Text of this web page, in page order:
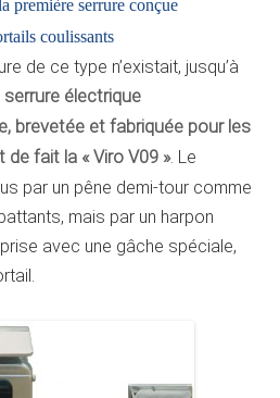
première serrure conçue
coulissants
de ce type n’existait, jusqu’à
serrure électrique
brevetée et fabriquée pour les
fait la « Viro V09 ». Le
par un pêne demi-tour comme
mais par un harpon
avec une gâche spéciale,